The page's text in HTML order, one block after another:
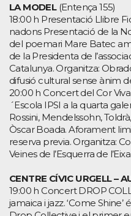
LA MODEL(Entença 155)
18:00 h Presentació Llibre
nadons Presentació de la
del poemari Mare Batec
de la Presidenta de
Catalunya. Organitza:
difusió cultural sense ànim
20:00 h Concert del Cor
´Escola IPSI a la quarta
Rossini, Mendelssohn,
Òscar Boada. Aforament
reserva previa. Organitza:
Veines de l’Esquerra de
CENTRE CÍVIC URGELL –
19:00 h Concert DROP
jamaica i jazz. ‘Come